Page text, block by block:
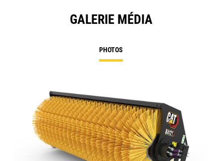
GALERIE MÉDIA
PHOTOS